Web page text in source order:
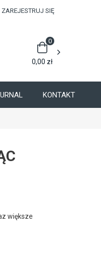
ZAREJESTRUJ SIĘ
0
0,00 zł
KONTAKT
większe